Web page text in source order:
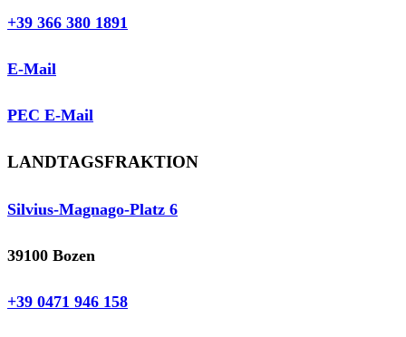
+39 366 380 1891
E-Mail
PEC E-Mail
LANDTAGSFRAKTION
Silvius-Magnago-Platz 6
39100 Bozen
+39 0471 946 158